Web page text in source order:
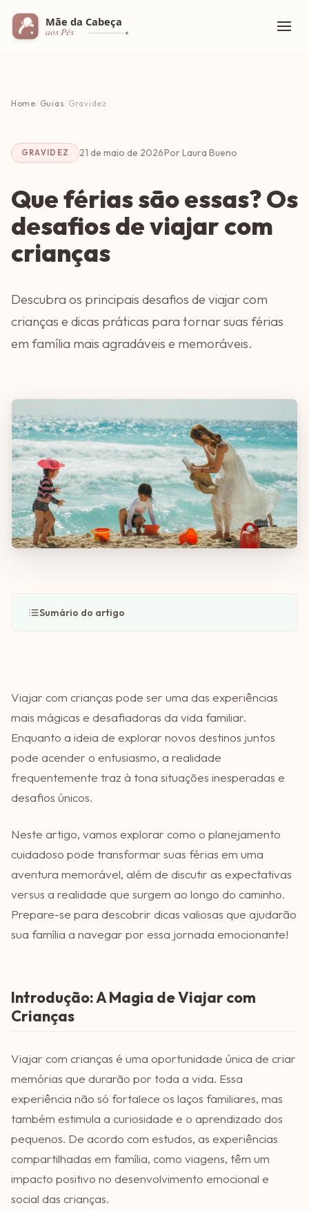
Home Guias Gravidez
GRAVIDEZ 21 de maio de 2026·Por Laura Bueno
Que férias são essas? Os
desafios de viajar com
crianças
Descubra os principais desafios de viajar com
crianças e dicas práticas para tornar suas férias
em família mais agradáveis e memoráveis.
Sumário do artigo
Viajar com crianças pode ser uma das experiências
mais mágicas e desafiadoras da vida familiar.
Enquanto a ideia de explorar novos destinos juntos
pode acender o entusiasmo, a realidade
frequentemente traz à tona situações inesperadas e
desafios únicos.
Neste artigo, vamos explorar como o planejamento
cuidadoso pode transformar suas férias em uma
aventura memorável, além de discutir as expectativas
versus a realidade que surgem ao longo do caminho.
Prepare-se para descobrir dicas valiosas que ajudarão
sua família a navegar por essa jornada emocionante!
Introdução: A Magia de Viajar com
Crianças
Viajar com crianças é uma oportunidade única de criar
memórias que durarão por toda a vida. Essa
experiência não só fortalece os laços familiares, mas
também estimula a curiosidade e o aprendizado dos
pequenos. De acordo com estudos, as experiências
compartilhadas em família, como viagens, têm um
impacto positivo no desenvolvimento emocional e
social das crianças.